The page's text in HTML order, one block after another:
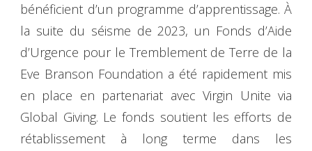
bénéficient d’un programme d’apprentissage. À
la suite du séisme de 2023, un Fonds d’Aide
d’Urgence pour le Tremblement de Terre de la
Eve Branson Foundation a été rapidement mis
en place en partenariat avec Virgin Unite via
Global Giving. Le fonds soutient les efforts de
rétablissement à long terme dans les